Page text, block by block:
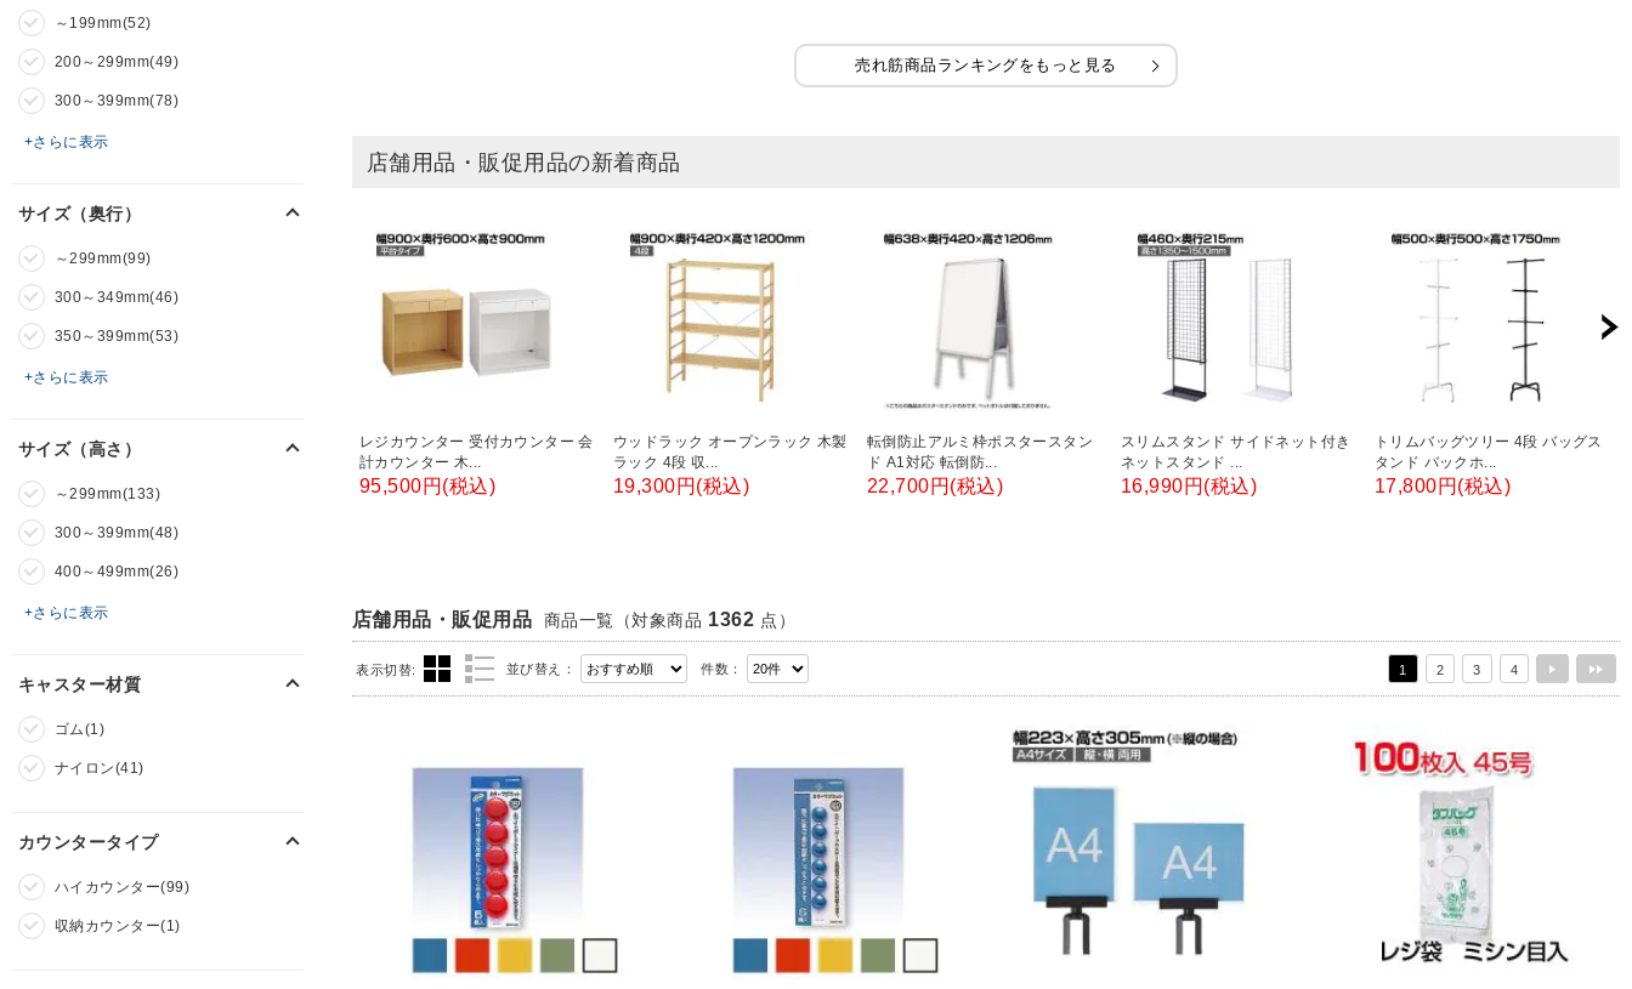
売れ筋商品ランキングをもっと見る
店舗用品・販促用品の新着商品
レジカウンター 受付カウンター 会
計カウンター 木...
95,500円(税込)
ウッドラック オープンラック 木製
ラック 4段 収...
19,300円(税込)
転倒防止アルミ枠ポスタースタン
ド A1対応 転倒防...
22,700円(税込)
スリムスタンド サイドネット付き
ネットスタンド ...
16,990円(税込)
トリムバッグツリー 4段 バッグス
タンド バックホ...
17,800円(税込)
店舗用品・販促用品 商品一覧 （対象商品 1362 点）
並び替え： 件数： 1 2 3 4
表示切替:
～199mm(52)
200～299mm(49)
300～399mm(78)
+さらに表示
サイズ（奥行）
～299mm(99)
300～349mm(46)
350～399mm(53)
+さらに表示
サイズ（高さ）
～299mm(133)
300～399mm(48)
400～499mm(26)
+さらに表示
キャスター材質
ゴム(1)
ナイロン(41)
カウンタータイプ
ハイカウンター(99)
収納カウンター(1)